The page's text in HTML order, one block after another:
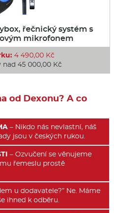
řečnický systém s
mikrofonem
4 490,00 Kč
45 000,00 Kč
od Dexonu? A co
– Nikdo nás nevlastní, náš
jsou v českých rukou.
– Ozvučení se věnujeme
řemeslu prostě
u dodavatele?” Ne. Máme
ihned k odběru.